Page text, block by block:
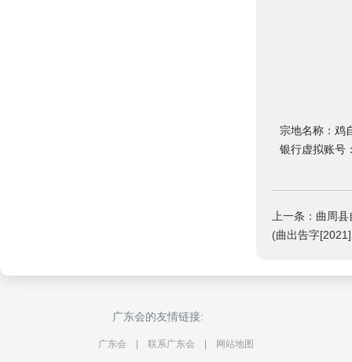
宗地名称：鸡
银行虚拟账号
上一条：曲周
(曲出告字
广东会的友情链接:
广东会 联系广东会 网站地图